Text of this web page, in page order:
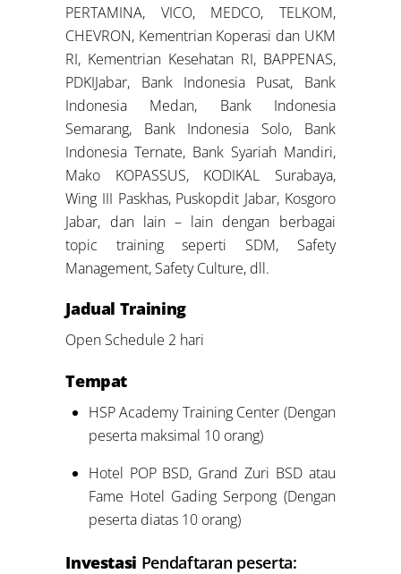
PERTAMINA, VICO, MEDCO, TELKOM,
CHEVRON, Kementrian Koperasi dan UKM
RI, Kementrian Kesehatan RI, BAPPENAS,
PDKIJabar, Bank Indonesia Pusat, Bank
Indonesia Medan, Bank Indonesia
Semarang, Bank Indonesia Solo, Bank
Indonesia Ternate, Bank Syariah Mandiri,
Mako KOPASSUS, KODIKAL Surabaya,
Wing III Paskhas, Puskopdit Jabar, Kosgoro
Jabar, dan lain – lain dengan berbagai
topic training seperti SDM, Safety
Management, Safety Culture, dll.
Jadual Training
Open Schedule 2 hari
Tempat
HSP Academy Training Center (Dengan
peserta maksimal 10 orang)
Hotel POP BSD, Grand Zuri BSD atau
Fame Hotel Gading Serpong (Dengan
peserta diatas 10 orang)
Investasi Pendaftaran peserta: